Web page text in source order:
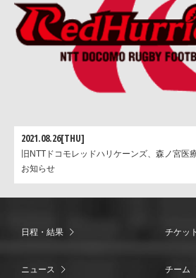
2021.08.26[THU]
旧NTTドコモレッドハリケーンズ、森ノ宮医
お知らせ
日程・結果 チケット
ニュース チーム